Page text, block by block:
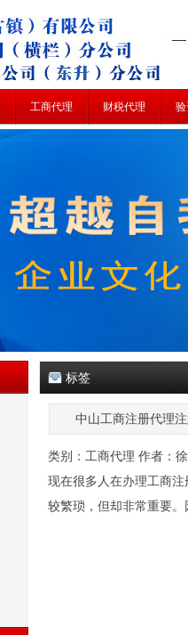
工商代理 财税代理
标签
中山工商注册代理
类别： 工商代理 作者：
现在很多人在办理工商
较繁琐，但却非常重要